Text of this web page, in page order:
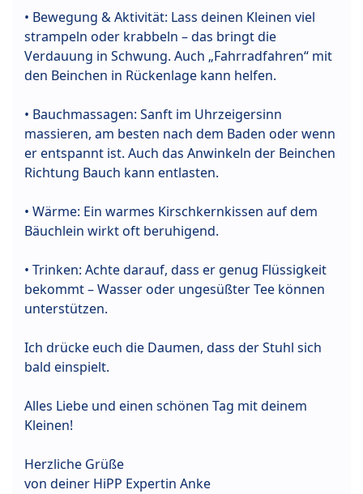
• Bewegung & Aktivität: Lass deinen Kleinen viel
strampeln oder krabbeln – das bringt die
Verdauung in Schwung. Auch „Fahrradfahren“ mit
den Beinchen in Rückenlage kann helfen.
• Bauchmassagen: Sanft im Uhrzeigersinn
massieren, am besten nach dem Baden oder wenn
er entspannt ist. Auch das Anwinkeln der Beinchen
Richtung Bauch kann entlasten.
• Wärme: Ein warmes Kirschkernkissen auf dem
Bäuchlein wirkt oft beruhigend.
• Trinken: Achte darauf, dass er genug Flüssigkeit
bekommt – Wasser oder ungesüßter Tee können
unterstützen.
Ich drücke euch die Daumen, dass der Stuhl sich
bald einspielt.
Alles Liebe und einen schönen Tag mit deinem
Kleinen!
Herzliche Grüße
von deiner HiPP Expertin Anke